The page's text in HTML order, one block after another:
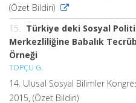
(Özet Bildiri)
15. Türkiye deki Sosyal
Merkezliliğine Babalık
Örneği
TOPÇU G.
14. Ulusal Sosyal Bilimler
2015, (Özet Bildiri)